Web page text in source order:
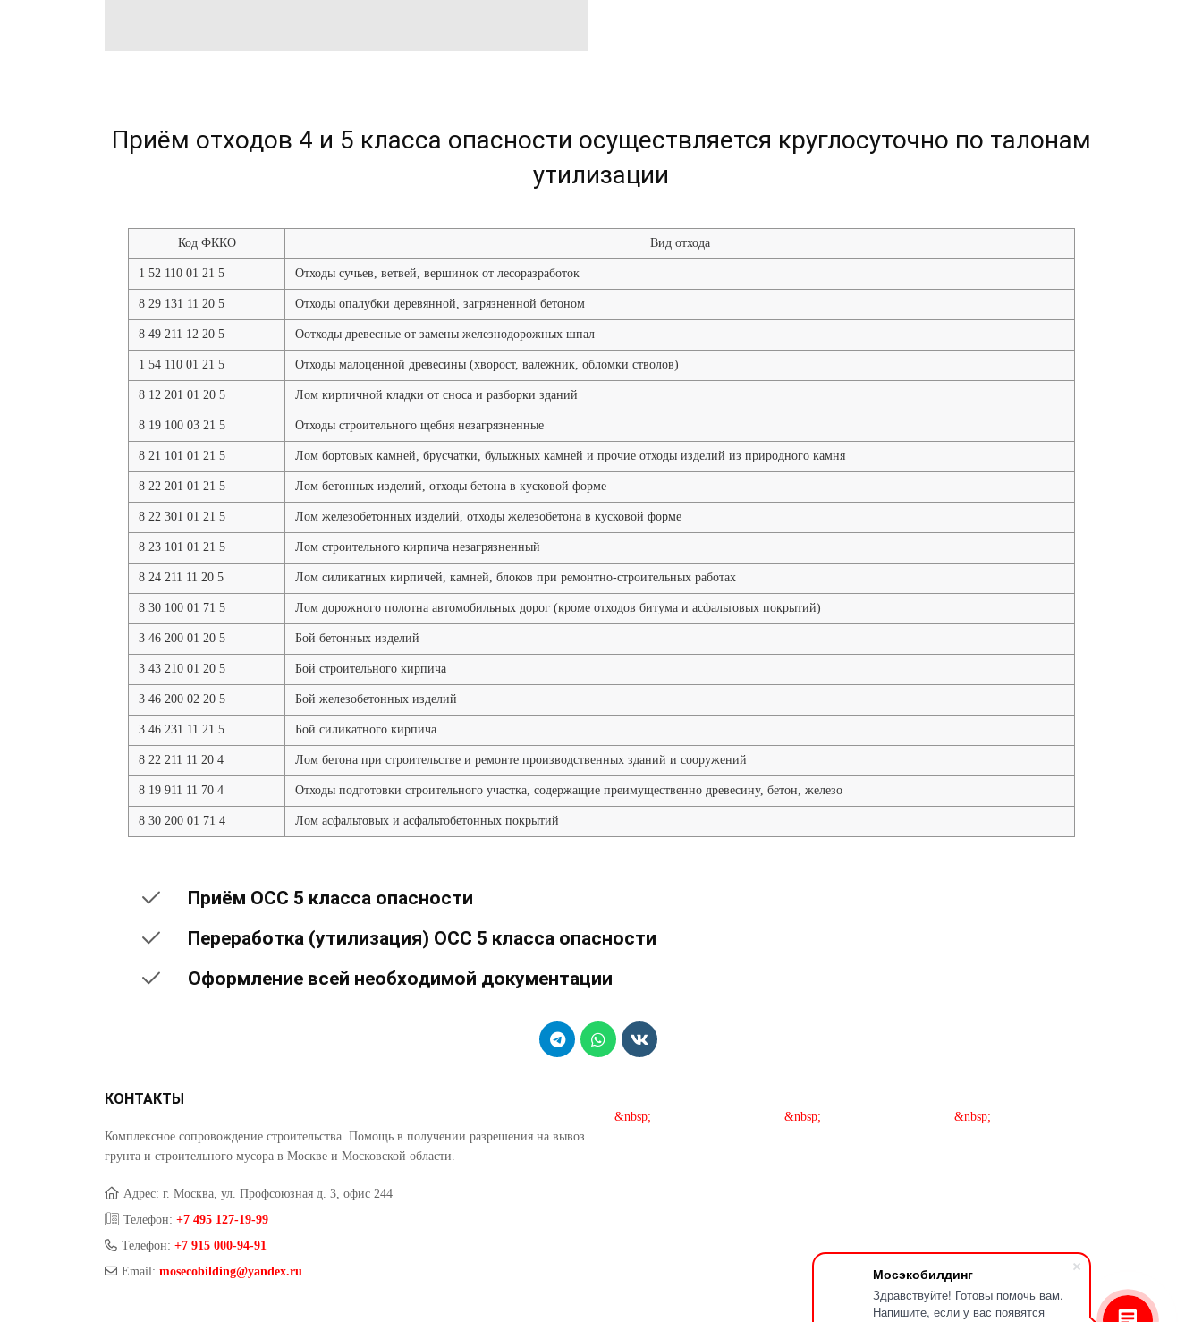
Мосэкобилдинг
Здравствуйте! Готовы помочь вам.
Напишите, если у вас появятся
Приём отходов 4 и 5 класса опасности осуществляется круглосуточно по талонам
утилизации
Код ФККО Вид отхода
1 52 110 01 21 5 Отходы сучьев, ветвей, вершинок от лесоразработок
8 29 131 11 20 5 Отходы опалубки деревянной, загрязненной бетоном
8 49 211 12 20 5 Оотходы древесные от замены железнодорожных шпал
1 54 110 01 21 5 Отходы малоценной древесины (хворост, валежник, обломки стволов)
8 12 201 01 20 5 Лом кирпичной кладки от сноса и разборки зданий
8 19 100 03 21 5 Отходы строительного щебня незагрязненные
8 21 101 01 21 5 Лом бортовых камней, брусчатки, булыжных камней и прочие отходы изделий из природного камня
8 22 201 01 21 5 Лом бетонных изделий, отходы бетона в кусковой форме
8 22 301 01 21 5 Лом железобетонных изделий, отходы железобетона в кусковой форме
8 23 101 01 21 5 Лом строительного кирпича незагрязненный
8 24 211 11 20 5 Лом силикатных кирпичей, камней, блоков при ремонтно-строительных работах
8 30 100 01 71 5 Лом дорожного полотна автомобильных дорог (кроме отходов битума и асфальтовых покрытий)
3 46 200 01 20 5 Бой бетонных изделий
3 43 210 01 20 5 Бой строительного кирпича
3 46 200 02 20 5 Бой железобетонных изделий
3 46 231 11 21 5 Бой силикатного кирпича
8 22 211 11 20 4 Лом бетона при строительстве и ремонте производственных зданий и сооружений
8 19 911 11 70 4 Отходы подготовки строительного участка, содержащие преимущественно древесину, бетон, железо
8 30 200 01 71 4 Лом асфальтовых и асфальтобетонных покрытий
Приём ОСС 5 класса опасности
Переработка (утилизация) ОСС 5 класса опасности
Оформление всей необходимой документации
КОНТАКТЫ
Комплексное сопровождение строительства. Помощь в получении разрешения на вывоз
грунта и строительного мусора в Москве и Московской области.
Адрес: г. Москва, ул. Профсоюзная д. 3, офис 244
Телефон: +7 495 127-19-99
Телефон: +7 915 000-94-91
Email: mosecobilding@yandex.ru
&nbsp; &nbsp; &nbsp;